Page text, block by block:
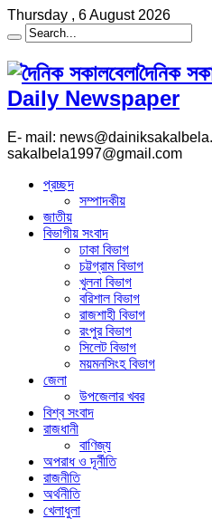
Thursday , 6 August 2026
দৈনিক
Daily Newspaper
E- mail:
sakalbela1997@gmail.com
প্রচ্ছদ
সম্পাদকীয়
জাতীয়
বিভাগীয় সংবাদ
ঢাকা বিভাগ
চট্টগ্রাম বিভাগ
খুলনা বিভাগ
বরিশাল বিভাগ
রাজশাহী বিভাগ
রংপুর বিভাগ
সিলেট বিভাগ
ময়মনসিংহ বিভাগ
জেলা
উপজেলার খবর
বিশ্ব সংবাদ
রাজধানী
বাণিজ্য
অপরাধ ও দূর্নীতি
রাজনীতি
অর্থনীতি
খেলাধুলা